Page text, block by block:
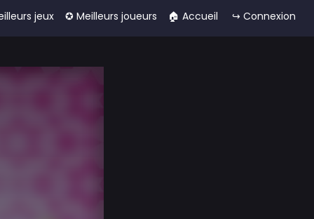
jeux ✪ Meilleurs joueurs 🏠︎ Accueil ↪ Connexion